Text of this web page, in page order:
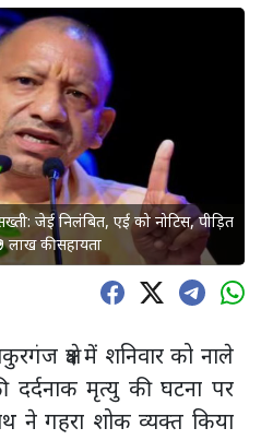
जेई निलंबित, एई को नोटिस, पीड़ित
लाख की सहायता
क्षेत्र में शनिवार को नाले
मृत्यु की घटना पर
ने गहरा शोक व्यक्त किया